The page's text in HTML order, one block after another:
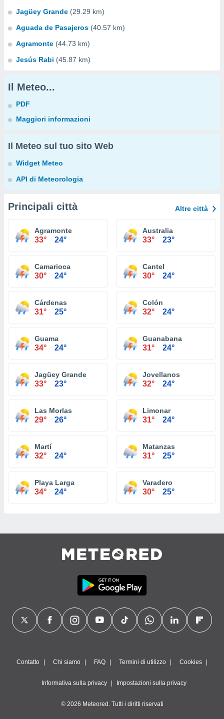
Jagüey Grande (29.29 km)
Aguada de Pasajeros (40.57 km)
Agramonte (44.73 km)
Jesús Rabi (45.87 km)
Il Meteo...
PDF
Maggiori informazioni
Il Meteo sul tuo sito Web
Widget Meteo
API di Meteorologia
Principali città Altre città
Agramonte
33° 24°
Australia
33° 23°
Camarioca
30° 24°
Cantel
30° 24°
Cárdenas
31° 25°
Colón
32° 24°
Guama
34° 24°
Guanabana
31° 24°
Jagüey Grande
33° 23°
Jovellanos
32° 24°
Las Morlas
29° 26°
Limonar
31° 24°
Martí
32° 24°
Matanzas
31° 25°
Playa Larga
34° 24°
Varadero
30° 25°
Contatto Chi siamo FAQ Termini di utilizzo Cookies
Informativa sulla privacy Impostazioni sulla privacy
© 2026 Meteored. Tutti i diritti riservati